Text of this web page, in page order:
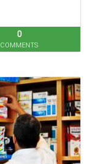
0
COMMENTS